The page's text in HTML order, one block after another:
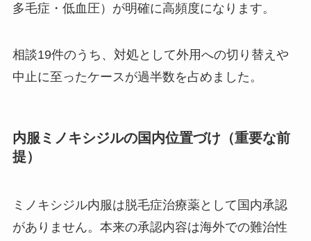
多毛症・低血圧）が明確に高頻度になります。
相談19件のうち、対処として外用への切り替えや
中止に至ったケースが過半数を占めました。
内服ミノキシジルの国内位置づけ（重要な前
提）
ミノキシジル内服は脱毛症治療薬として国内承認
がありません。本来の承認内容は海外での難治性